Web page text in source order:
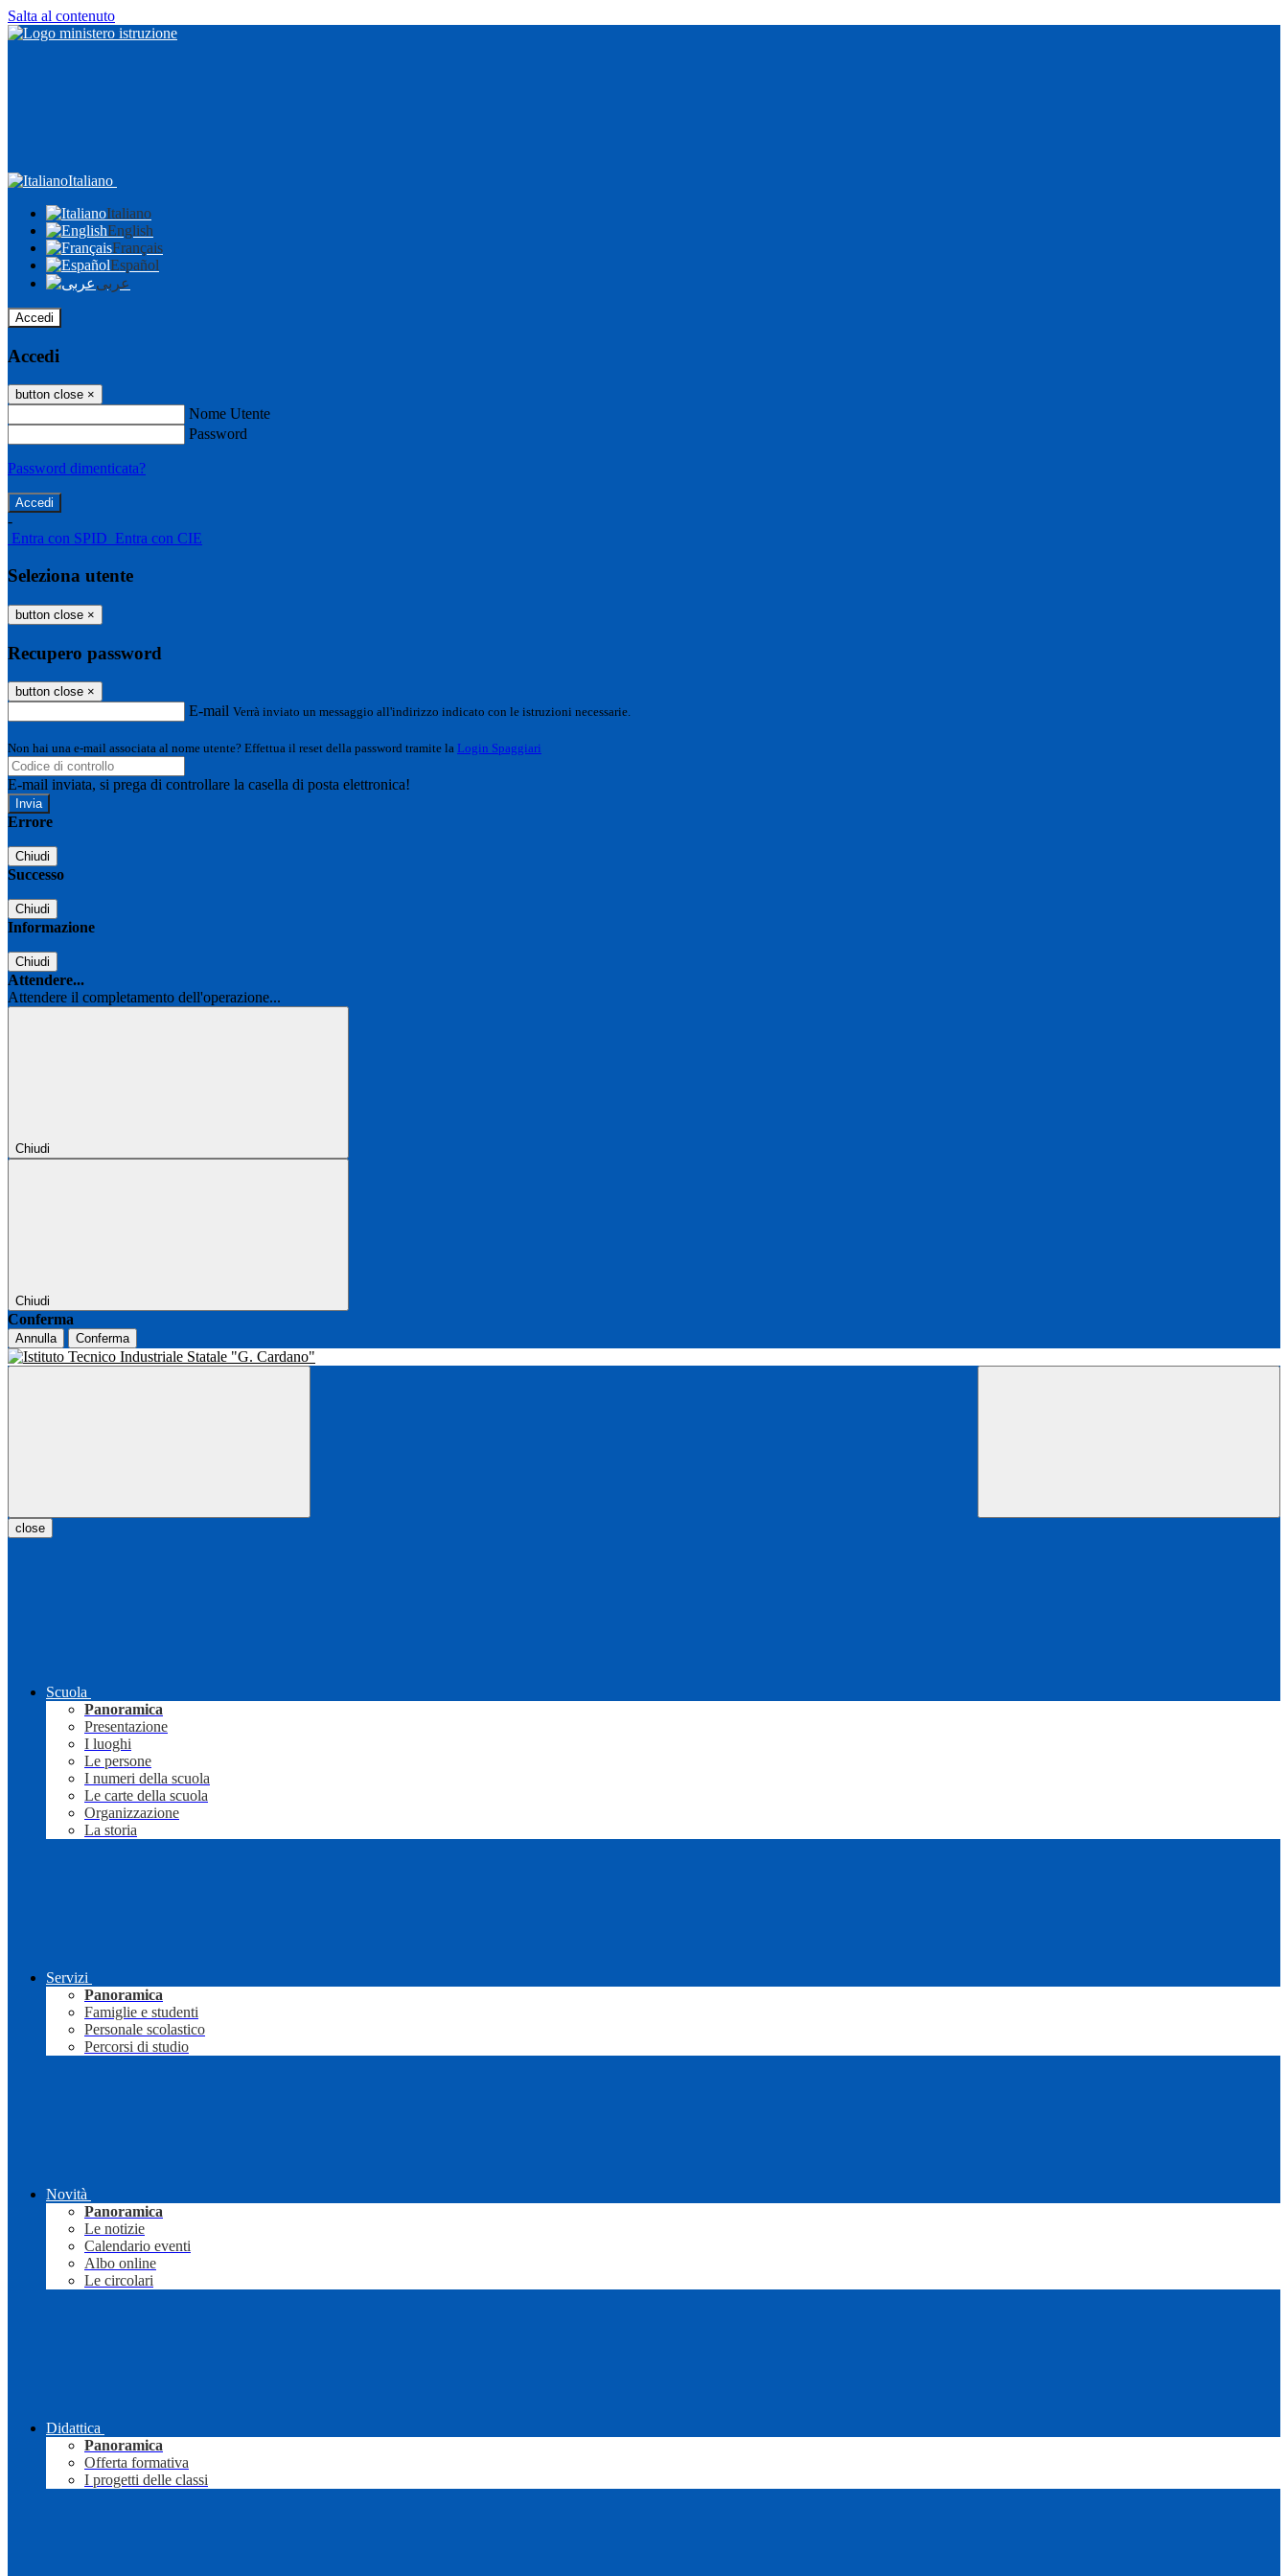
Salta al contenuto
Italiano
Italiano
English
Français
Español
عربى
Accedi
Accedi
button close ×
Nome Utente
Password
Password dimenticata?
-
Entra con SPID Entra con CIE
Seleziona utente
button close ×
Recupero password
button close ×
E-mail Verrà inviato un messaggio all'indirizzo indicato con le istruzioni necessarie.
Non hai una e-mail associata al nome utente? Effettua il reset della password tramite la Login Spaggiari
E-mail inviata, si prega di controllare la casella di posta elettronica!
Errore
Chiudi
Successo
Chiudi
Informazione
Chiudi
Attendere...
Attendere il completamento dell'operazione...
Chiudi
Chiudi
Conferma
Annulla Conferma
close
Scuola
Panoramica
Presentazione
I luoghi
Le persone
I numeri della scuola
Le carte della scuola
Organizzazione
La storia
Servizi
Panoramica
Famiglie e studenti
Personale scolastico
Percorsi di studio
Novità
Panoramica
Le notizie
Calendario eventi
Albo online
Le circolari
Didattica
Panoramica
Offerta formativa
I progetti delle classi